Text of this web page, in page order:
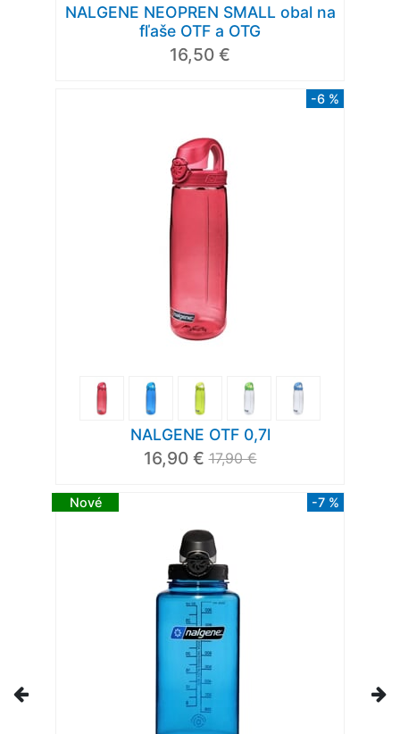
NALGENE NEOPREN SMALL obal na
fľaše OTF a OTG
16,50 €
-6 %
NALGENE OTF 0,7l
16,90 € 17,90 €
Nové -7 %